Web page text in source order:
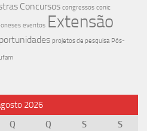
Concursos congressos conic
eventos Extensão
projetos de pesquisa Pós-
2026
Q Q S
S